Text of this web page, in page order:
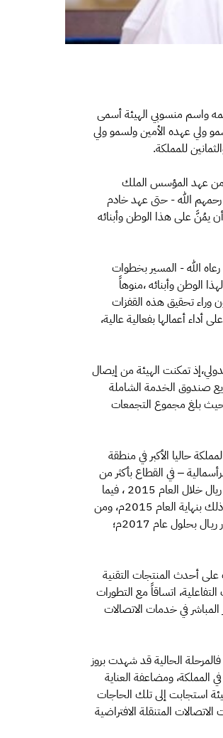
واسم منسوبي الهيئة أسمى
ولي عهده الأمين ولسمو ولي
للمملكة.
من عهد المؤسس الملك
رحمهم الله - حتى عهد خادم
يمُنَّ على هذا الوطن وأبنائه
الله - المسير بخطوات
الوطن وأبنائه ،منوهاً
وراء تحقيق هذه القفزات
أداء أعمالها بفعالية عالية،
تمكنت الهيئة من إيصال
صندوق الخدمة الشاملة
حيث بلغ مجموع التجمعات
حاليا الأكبر في منطقة
– في القطاع بأكثر من
30 مليار ريال، و حجم الانفاق على خدمات الاتصالات وتقنية المعلومات أكثر من 120 مليار ريال خلال العام 2015 ، فيما
أسهم قطاع الاتصالات وتقنية المعلومات في الناتج المحلي الإجمالي للمملكة بحوالي (6%) وذلك بنهاية العام 2015م، ومن
المتوقع أن ينمو حجم الإنفاق على خدمات الاتصالات وتقنية المعلومات إلى (138.48) مليار ريـال بحلول عام 2017م؛
أحدث المنتجات التقنية
اتساقاً مع التطورات
في خدمات الاتصالات
الحالية قد شهدت بروز
المملكة، ومضاعفة العناية
استجابت إلى تلك الحاجات
المتنقلة الافتراضية